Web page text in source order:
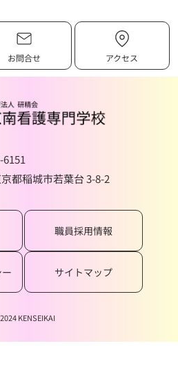
お問合せ アクセス
KENSEIKAI
6151
都稲城市若葉台 3-8-2
職員採用情報
サイトマップ